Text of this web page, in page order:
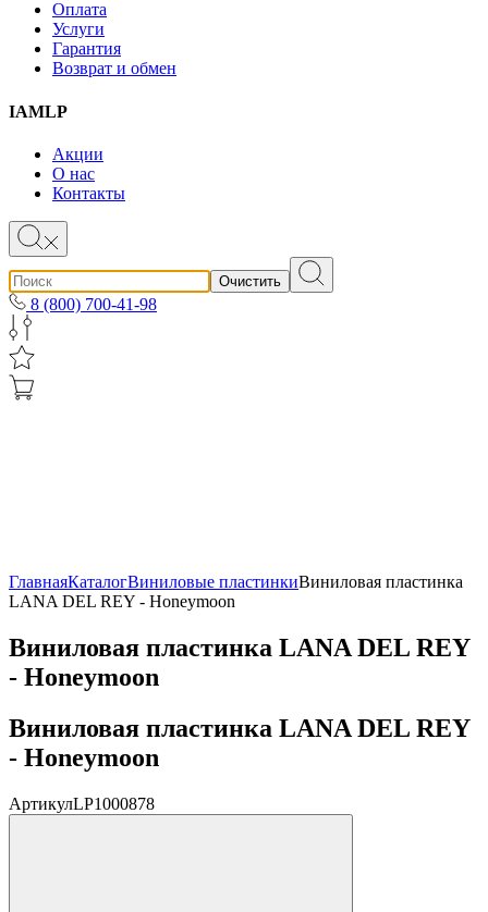
Оплата
Услуги
Гарантия
Возврат и обмен
IAMLP
Акции
О нас
Контакты
Очистить
8 (800) 700-41-98
ГлавнаяКаталогВиниловые пластинкиВиниловая пластинка
LANA DEL REY - Honeymoon
Виниловая пластинка LANA DEL REY
- Honeymoon
Виниловая пластинка LANA DEL REY
- Honeymoon
АртикулLP1000878